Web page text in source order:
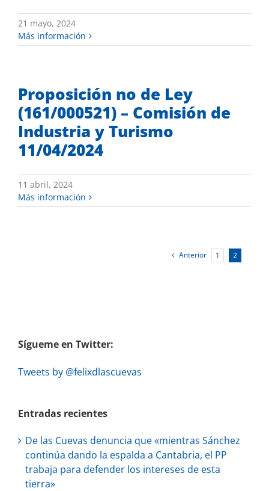
21 mayo, 2024
Más información
Proposición no de Ley
(161/000521) – Comisión de
Industria y Turismo
11/04/2024
11 abril, 2024
Más información
Anterior 1 2
Sígueme en Twitter:
Tweets by @felixdlascuevas
Entradas recientes
De las Cuevas denuncia que «mientras Sánchez
continúa dando la espalda a Cantabria, el PP
trabaja para defender los intereses de esta
tierra»